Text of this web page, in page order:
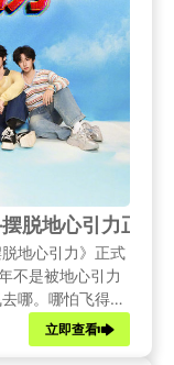
脱地心引力正式
地心引力》正式
不是被地心引力
哪。哪怕飞得乱
够了“指手画
我们享受一次胡闹
立即查看